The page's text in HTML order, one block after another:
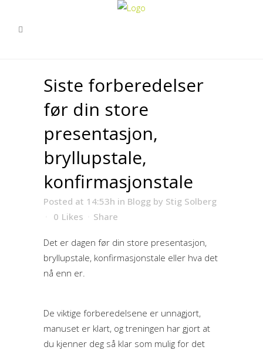
Siste forberedelser
før din store
presentasjon,
bryllupstale,
konfirmasjonstale
Posted at 14:53h in Blogg by Stig Solberg
0 Likes Share
Det er dagen før din store presentasjon,
bryllupstale, konfirmasjonstale eller hva det
nå enn er.
De viktige forberedelsene er unnagjort,
manuset er klart, og treningen har gjort at
du kjenner deg så klar som mulig for det